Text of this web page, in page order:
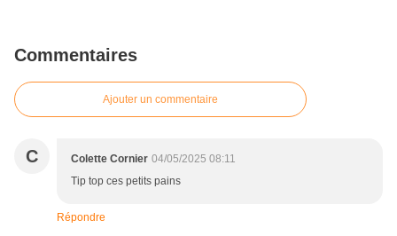
Commentaires
Ajouter un commentaire
C Colette Cornier 04/05/2025 08:11
Tip top ces petits pains
Répondre